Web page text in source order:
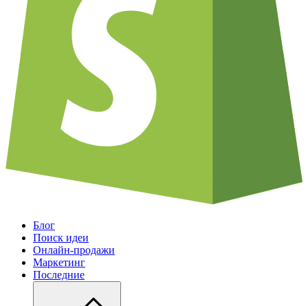
Блог
Поиск идеи
Онлайн-продажи
Маркетинг
Последние